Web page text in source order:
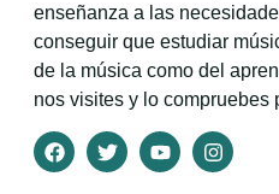
enseñanza a las
conseguir que estudiar
de la música como del
nos visites y lo compruebes